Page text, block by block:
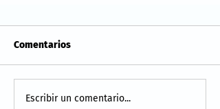
Comentarios
Escribir un comentario...